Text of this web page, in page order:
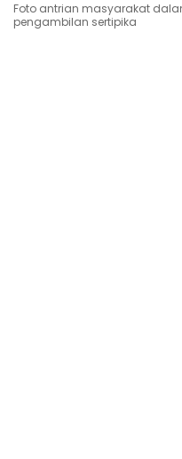
Foto antrian masyarakat
pengambilan sertipika